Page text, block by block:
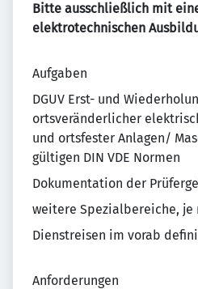
Bitte ausschließlich mit
elektrotechnischen
Aufgaben
DGUV Erst- und
ortsveränderlicher
und ortsfester Anlagen/
gültigen DIN VDE Normen
Dokumentation der
weitere Spezialbereiche, je
Dienstreisen im vorab
Anforderungen